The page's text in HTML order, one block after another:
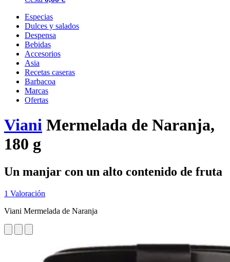
Especias
Dulces y salados
Despensa
Bebidas
Accesorios
Asia
Recetas caseras
Barbacoa
Marcas
Ofertas
Viani Mermelada de Naranja,
180 g
Un manjar con un alto contenido de fruta
1 Valoración
Viani Mermelada de Naranja